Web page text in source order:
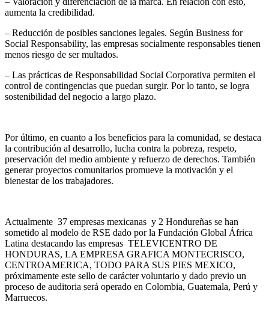
aumenta la credibilidad.
– Reducción de posibles sanciones legales. Según Business for
Social Responsability, las empresas socialmente responsables tienen
menos riesgo de ser multados.
– Las prácticas de Responsabilidad Social Corporativa permiten el
control de contingencias que puedan surgir. Por lo tanto, se logra
sostenibilidad del negocio a largo plazo.
Por último, en cuanto a los beneficios para la comunidad, se destaca
la contribución al desarrollo, lucha contra la pobreza, respeto,
preservación del medio ambiente y refuerzo de derechos. También
generar proyectos comunitarios promueve la motivación y el
bienestar de los trabajadores.
Actualmente 37 empresas mexicanas y 2 Hondureñas se han
sometido al modelo de RSE dado por la Fundación Global África
Latina destacando las empresas TELEVICENTRO DE
HONDURAS, LA EMPRESA GRAFICA MONTECRISCO,
CENTROAMERICA, TODO PARA SUS PIES MEXICO,
próximamente este sello de carácter voluntario y dado previo un
proceso de auditoria será operado en Colombia, Guatemala, Perú y
Marruecos.